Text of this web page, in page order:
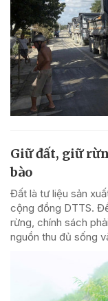
Giữ đất, giữ
bào
Đất là tư liệu sản
cộng đồng DTTS.
rừng, chính sách
nguồn thu đủ sống